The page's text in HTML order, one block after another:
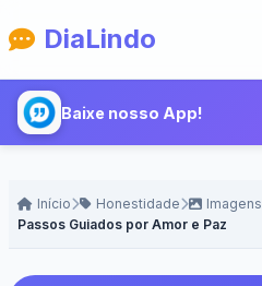
DiaLindo
Baixe nosso App!
Início Honestidade
Imagens
Passos Guiados por Amor e Paz